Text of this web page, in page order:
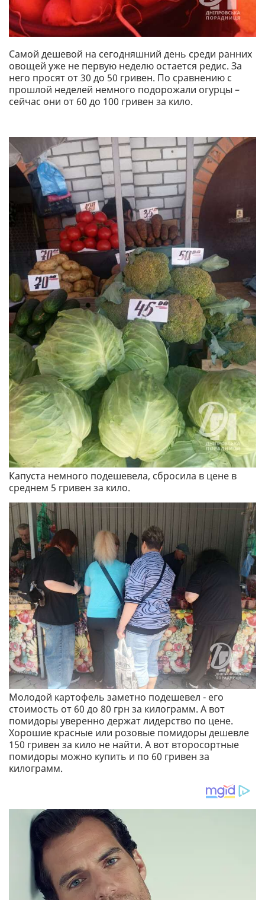
Самой дешевой на сегодняшний день среди ранних
овощей уже не первую неделю остается редис. За
него просят от 30 до 50 гривен. По сравнению с
прошлой неделей немного подорожали огурцы –
сейчас они от 60 до 100 гривен за кило.
Капуста немного подешевела, сбросила в цене в
среднем 5 гривен за кило.
Молодой картофель заметно подешевел - его
стоимость от 60 до 80 грн за килограмм. А вот
помидоры уверенно держат лидерство по цене.
Хорошие красные или розовые помидоры дешевле
150 гривен за кило не найти. А вот второсортные
помидоры можно купить и по 60 гривен за
килограмм.